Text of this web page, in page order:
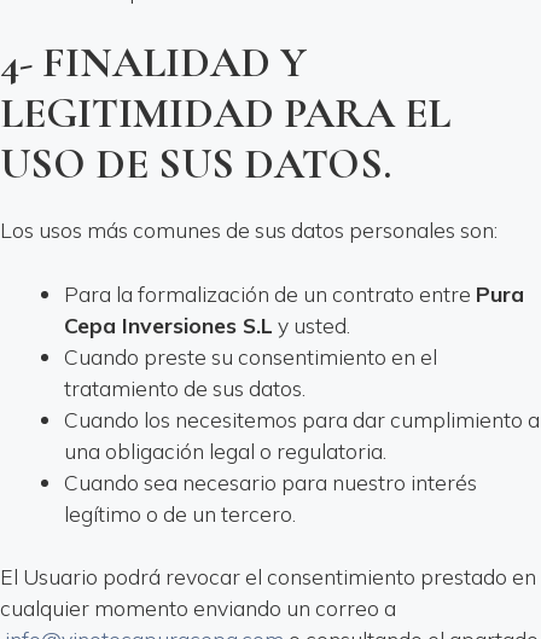
4- FINALIDAD Y
LEGITIMIDAD PARA EL
USO DE SUS DATOS.
Los usos más comunes de sus datos personales son:
Para la formalización de un contrato entre Pura
Cepa Inversiones S.L y usted.
Cuando preste su consentimiento en el
tratamiento de sus datos.
Cuando los necesitemos para dar cumplimiento a
una obligación legal o regulatoria.
Cuando sea necesario para nuestro interés
legítimo o de un tercero.
El Usuario podrá revocar el consentimiento prestado en
cualquier momento enviando un correo a